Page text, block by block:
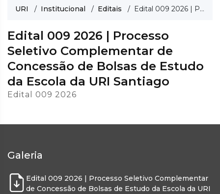
URI / Institucional / Editais / Edital 009 2026 | Processo Seletivo Complementar de Concessão de Bolsas de Estudo da Escola da URI Santiago
Edital 009 2026 | Processo
Seletivo Complementar de
Concessão de Bolsas de Estudo
da Escola da URI Santiago
Edital 009 2026
Galeria
Edital 009 2026 | Processo Seletivo Complementar
de Concessão de Bolsas de Estudo da Escola da URI